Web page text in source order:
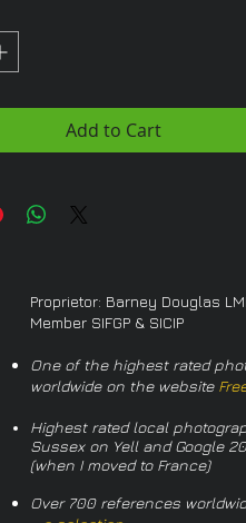
Add to Cart
Proprietor: Barney Douglas
Member SIFGP & SICIP
One of the highest rated
worldwide on the website
Highest rated local
Sussex on Yell and Google
(when I moved to France)
Over 700 references